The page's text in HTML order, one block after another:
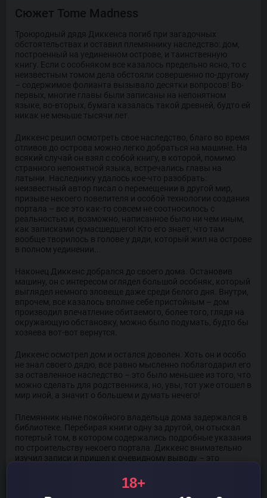
Сюжет Tome Madness
Троюродный дядя Диккенса погиб при загадочных
обстоятельствах и оставил племяннику наследство: дом,
построенный на уединенном острове, и таинственную
книгу. Если с особняком все казалось предельно ясно, то с
неизвестным томом дела обстояли совершенно по-другому
– содержимое фолианта вызывало десятки вопросов! Во-
первых, многие главы были записаны на непонятном
языке, во-вторых, бумага казалась такой древней, будто ей
никак не меньше тысячи лет.
Диккенс решил осмотреть свое наследство, благо во время
отливов до острова можно легко добраться на машине. На
всякий случай он взял с собой книгу, в которой, помимо
странного непонятной языка, встречались главы на
латыни. Наследнику удалось кое-что разобрать:
неизвестный автор писал о перемещении в другой мир,
призыве некоего повелителя и особой технологии создания
портала – все это как-то совсем не соотносилось с
реальностью и, возможно, написанное было ни чем иным,
как записками сумасшедшего! Кто его знает, что там
вообще творилось в голове у дяди, который жил на острове
в полном уединении...
Наконец Диккенс добрался до своего дома. Остановив
машину, он с интересом оглядел большой особняк, который
выглядел немного зловеще даже среди белого дня. Внутри,
впрочем, все казалось вполне себе пристойным – дом
производил впечатление обитаемого, более того, глядя на
окружающую обстановку, можно было подумать, будто бы
хозяева вот-вот вернутся.
Диккенс осмотрел дом и остался доволен. Хоть он и особо
не знал своего дядю, все равно мысленно поблагодарил его
за оставленное наследство – это было меньшее из того, что
можно сделать для родственника, но, увы, тот уже отошел в
мир иной, а значит о большем и думать нечего!
Племянник ныне покойного владельца дома задержался в
библиотеке. Перебирая книги одну за другой, он отыскал
потертый том, в котором содержались подробные указания
по строительству некоего портала. Диккенс внимательно
изучил записи и пришел к очевидному выводу – это
его книге на смеси латыни и еще более древней
18+